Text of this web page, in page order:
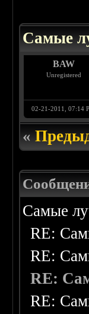
Самые
BAW
Unregistered
02-21-2011, 07:14
«
Самые
RE:
RE:
RE:
RE: